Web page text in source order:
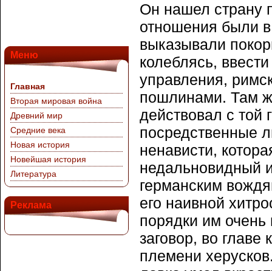
Меню
Главная
Вторая мировая война
Древний мир
Средние века
Новая история
Новейшая история
Литература
Реклама
Он нашел страну
отношения были в
выказывали
колеблясь,
управления,
пошлинами. Там
действовал с той
посредственные
ненависти,
недальновидный
германским
его наивной
порядки им
заговор, во главе
племени